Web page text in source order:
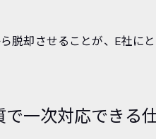
脱却させることが、E社に
一次対応できる